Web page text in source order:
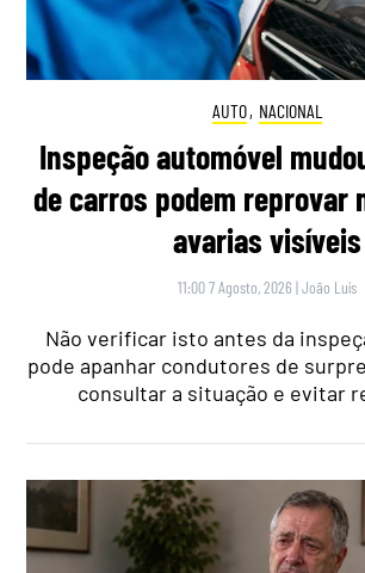
AUTO, NACIONAL
Inspeção automóvel
de carros podem reprovar
avarias visíveis
11:00 7 Agosto, 2026 |João Luís
Não verificar isto antes da
pode apanhar condutores de
consultar a situação e evitar